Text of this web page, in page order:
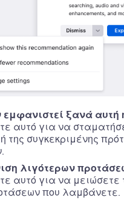
εμφανιστεί ξανά αυτή
αυτό για να
της συγκεκριμένης
λιγότερων
αυτό για να μειώσετε
που λαμβάνετε.